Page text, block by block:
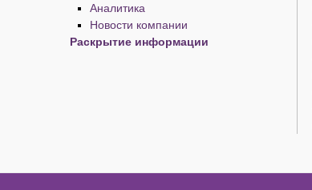
Аналитика
Новости компании
Раскрытие информации